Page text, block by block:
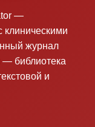
—
клиническими
журнал
библиотека
и